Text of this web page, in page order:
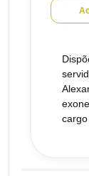
cargo